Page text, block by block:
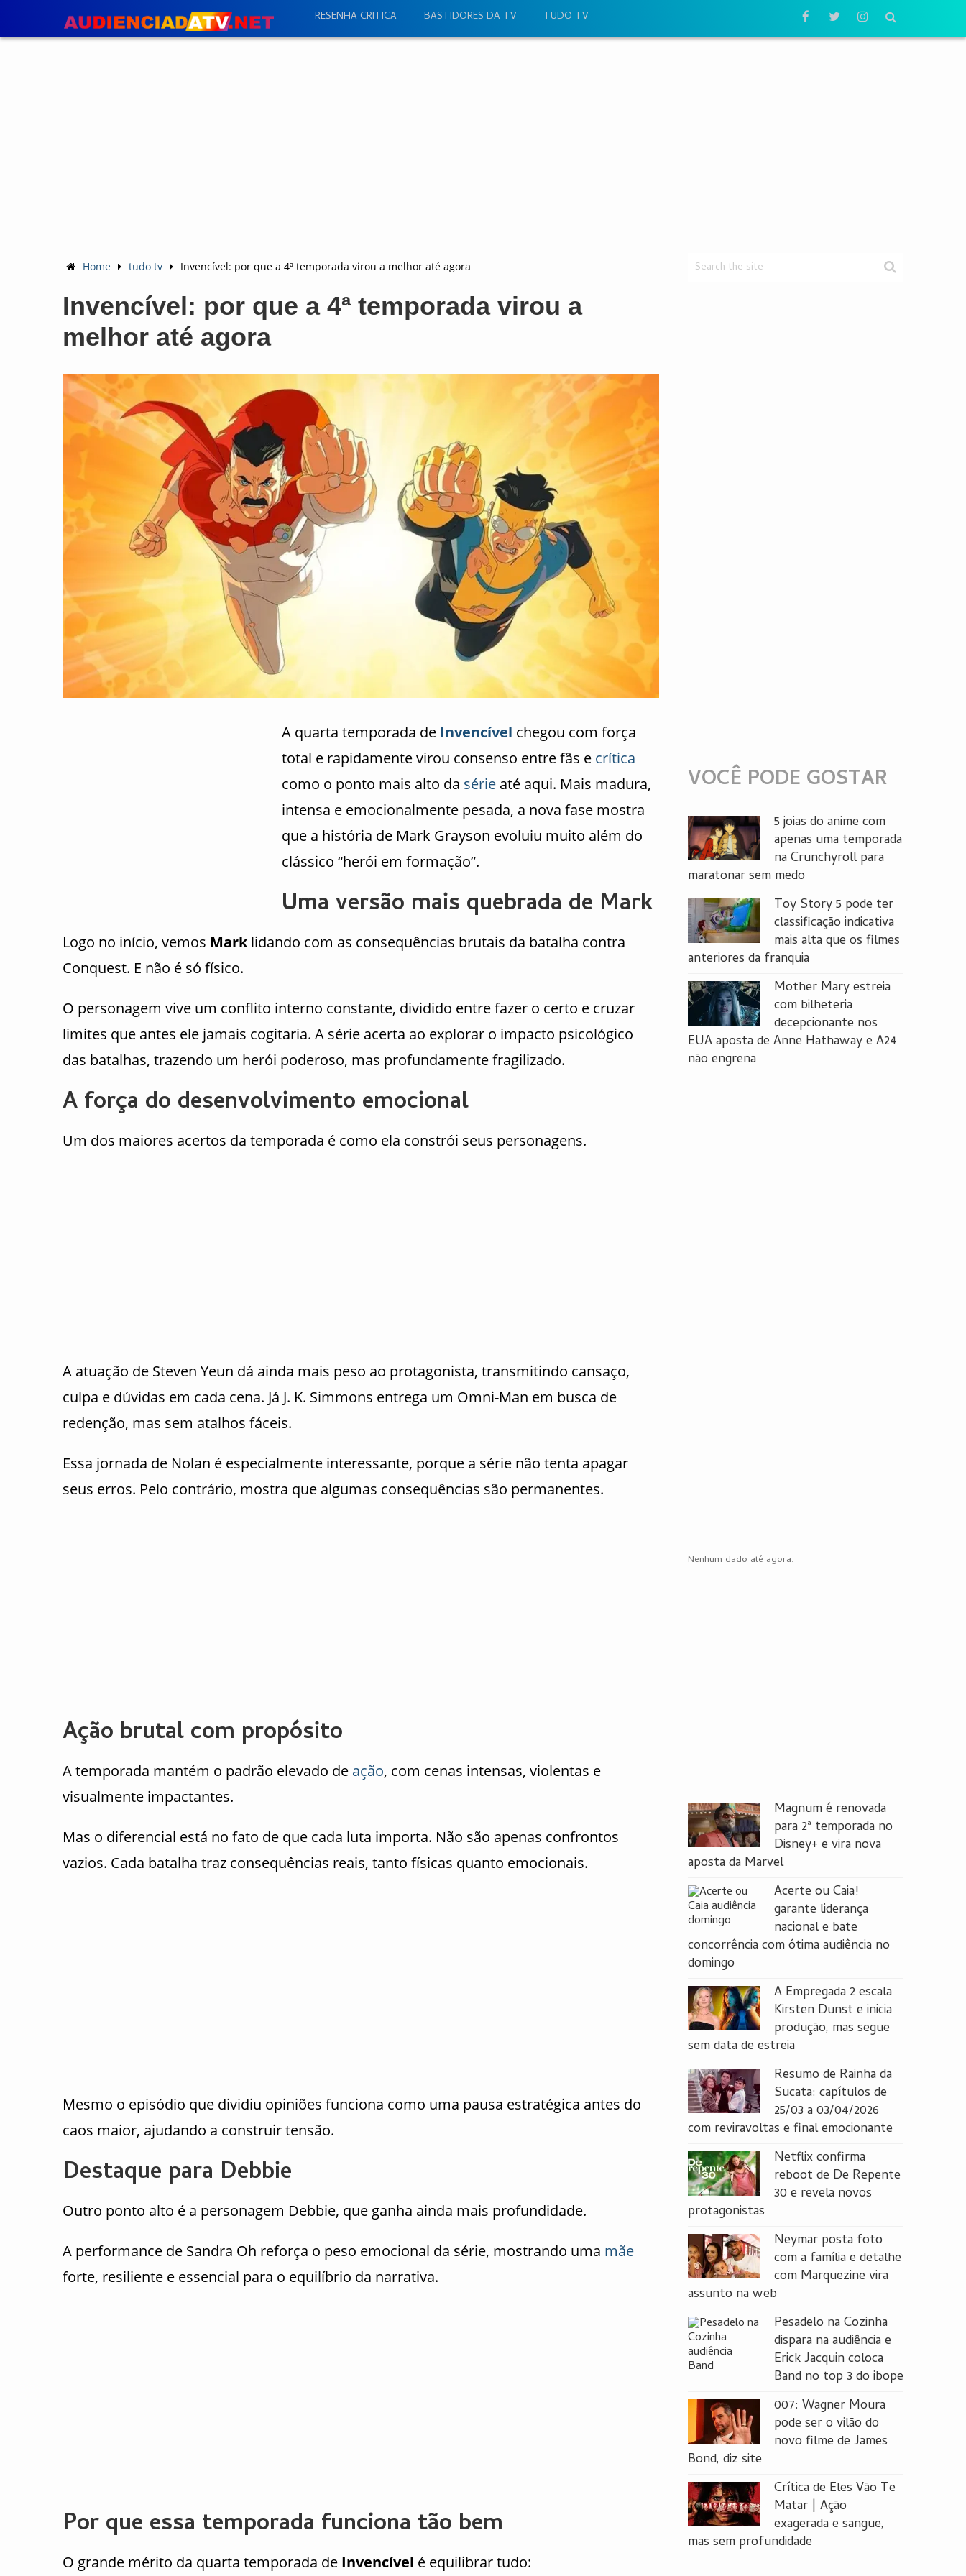
RESENHA CRITICA BASTIDORES DA TV TUDO TV
Home tudo tv Invencível: por que a 4ª temporada virou a melhor até agora
Invencível: por que a 4ª temporada virou a
melhor até agora
A quarta temporada de Invencível chegou com força
total e rapidamente virou consenso entre fãs e crítica
como o ponto mais alto da série até aqui. Mais madura,
intensa e emocionalmente pesada, a nova fase mostra
que a história de Mark Grayson evoluiu muito além do
clássico “herói em formação”.
Uma versão mais quebrada de Mark
Logo no início, vemos Marklidando com as consequências brutais da batalha contra
Conquest. E não é só físico.
O personagem vive um conflito interno constante, dividido entre fazer o certo e cruzar
limites que antes ele jamais cogitaria. A série acerta ao explorar o impacto psicológico
das batalhas, trazendo um herói poderoso, mas profundamente fragilizado.
A força do desenvolvimento emocional
Um dos maiores acertos da temporada é como ela constrói seus personagens.
A atuação de Steven Yeun dá ainda mais peso ao protagonista, transmitindo cansaço,
culpa e dúvidas em cada cena. Já J. K. Simmons entrega um Omni-Man em busca de
redenção, mas sem atalhos fáceis.
Essa jornada de Nolan é especialmente interessante, porque a série não tenta apagar
seus erros. Pelo contrário, mostra que algumas consequências são permanentes.
Ação brutal com propósito
A temporada mantém o padrão elevado de ação, com cenas intensas, violentas e
visualmente impactantes.
Mas o diferencial está no fato de que cada luta importa. Não são apenas confrontos
vazios. Cada batalha traz consequências reais, tanto físicas quanto emocionais.
Mesmo o episódio que dividiu opiniões funciona como uma pausa estratégica antes do
caos maior, ajudando a construir tensão.
Destaque para Debbie
Outro ponto alto é a personagem Debbie, que ganha ainda mais profundidade.
A performance de Sandra Oh reforça o peso emocional da série, mostrando uma mãe
forte, resiliente e essencial para o equilíbrio da narrativa.
Por que essa temporada funciona tão bem
O grande mérito da quarta temporada de Invencível é equilibrar tudo:
VOCÊ PODE GOSTAR
5 joias do anime com
apenas uma temporada
na Crunchyroll para
maratonar sem medo
Toy Story 5 pode ter
classificação indicativa
mais alta que os filmes
anteriores da franquia
Mother Mary estreia
com bilheteria
decepcionante nos
EUA aposta de Anne Hathaway e A24
não engrena
Nenhum dado até agora.
Magnum é renovada
para 2ª temporada no
Disney+ e vira nova
aposta da Marvel
Acerte ou Caia!
garante liderança
nacional e bate
concorrência com ótima audiência no
domingo
A Empregada 2 escala
Kirsten Dunst e inicia
produção, mas segue
sem data de estreia
Resumo de Rainha da
Sucata: capítulos de
25/03 a 03/04/2026
com reviravoltas e final emocionante
Netflix confirma
reboot de De Repente
30 e revela novos
protagonistas
Neymar posta foto
com a família e detalhe
com Marquezine vira
assunto na web
Pesadelo na Cozinha
dispara na audiência e
Erick Jacquin coloca
Band no top 3 do ibope
007: Wagner Moura
pode ser o vilão do
novo filme de James
Bond, diz site
Crítica de Eles Vão Te
Matar | Ação
exagerada e sangue,
mas sem profundidade